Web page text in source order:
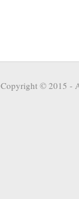
Copyright © 2015 -